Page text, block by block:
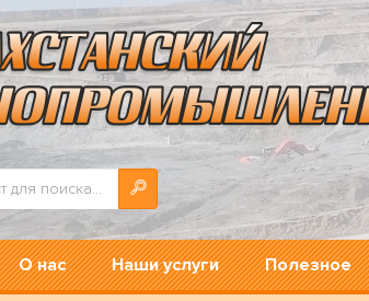
О нас Наши услуги Полезное